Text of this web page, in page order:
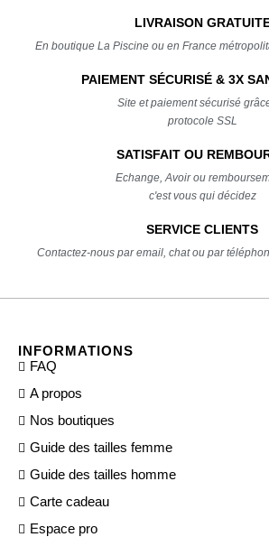
LIVRAISON
En boutique La Piscine ou en France
PAIEMENT SÉCURISÉ & 3X
Site et paiement sécurisé
protocole SSL
SATISFAIT OU
Echange, Avoir ou
c'est vous qui décidez
SERVICE CLIENTS
Contactez-nous par email, chat ou par
INFORMATIONS
FAQ
A propos
Nos boutiques
Guide des tailles femme
Guide des tailles homme
Carte cadeau
Espace pro